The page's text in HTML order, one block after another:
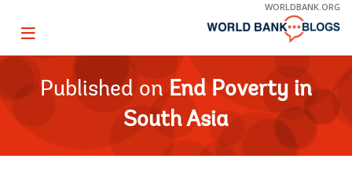
Skip
Main
WORLDBANK.ORG
Page
Published on End Poverty in
South Asia